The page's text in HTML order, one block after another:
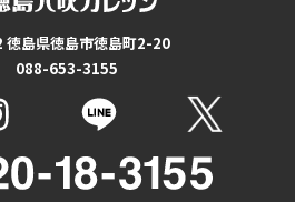
徳島県徳島市徳島町2-20
088-653-3155